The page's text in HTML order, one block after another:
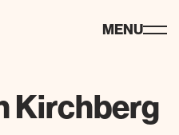
MENU
Kirchberg